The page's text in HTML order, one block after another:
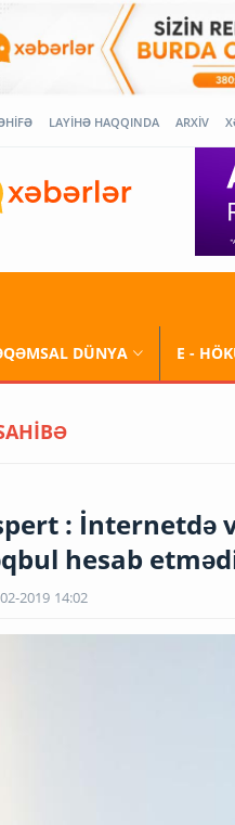
LAYİHƏ HAQQINDA ARXİV
DÜNYA E -
: İnternetdə
hesab
2019 14:02